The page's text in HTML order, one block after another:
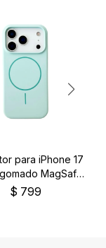
para iPhone 17
MagSafe
color verde
$ 799